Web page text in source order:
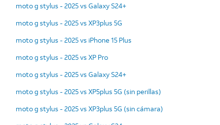
moto g stylus - 2025 vs Galaxy S24+
moto g stylus - 2025 vs XP3plus 5G
moto g stylus - 2025 vs iPhone 15 Plus
moto g stylus - 2025 vs XP Pro
moto g stylus - 2025 vs Galaxy S24+
moto g stylus - 2025 vs XP5plus 5G (sin perillas)
moto g stylus - 2025 vs XP3plus 5G (sin cámara)